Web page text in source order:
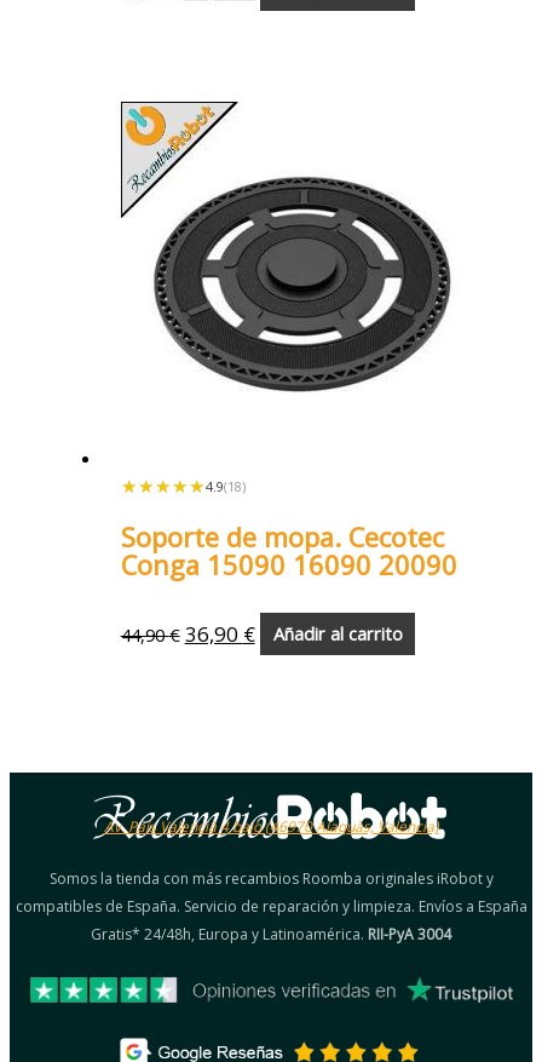
★★★★★
★★★★★4.9(18)
Soporte de mopa. Cecotec
Conga 15090 16090 20090
44,90€ 36,90 € Añadir al carrito
Av. País Valencià 4 bajo (46970 Alaquàs, Valencia)
Somos la tienda con más recambios Roomba originales iRobot y
compatibles de España. Servicio de reparación y limpieza. Envíos a España
Gratis* 24/48h, Europa y Latinoamérica. RII-PyA 3004